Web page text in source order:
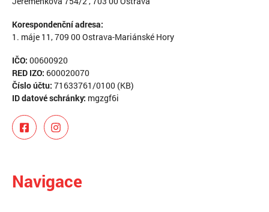
Korespondenční adresa:
1. máje 11, 709 00 Ostrava-Mariánské Hory
IČO: 00600920
RED IZO: 600020070
Číslo účtu: 71633761/0100 (KB)
ID datové schránky: mgzgf6i
Navigace